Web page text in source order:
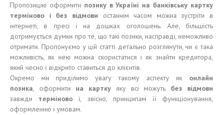
Пропозицію оформити позику в Україні на банківську картку
терміново
і без відмови останнім часом можна зустріти в
інтернеті, в пресі і на дошках оголошень. Але, більшість
дотримується думки про те, що такі позики, насправді, неможливо
отримати. Пропонуємо у цій статті детально розглянути, чи є така
можливість, як нею можна скористатися і як знайти кредитора,
який чесно і відкрито ставиться до клієнтів.
Окремо ми приділимо увагу такому аспекту як онлайн
позика, оформити на картку яку всі можуть без відмови
завжди терміново і, звісно, принципам її функціонування,
оформленню і умовам.